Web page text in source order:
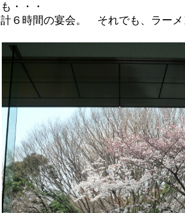
も・・・
計６時間の宴会。 それでも、ラー